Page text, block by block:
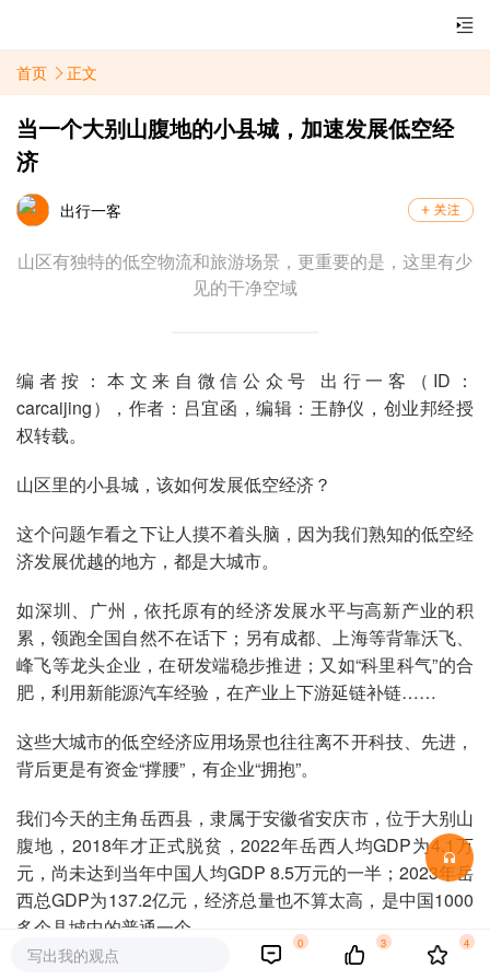
首页 正文
当一个大别山腹地的小县城，加速发展低空经
济
出行一客
山区有独特的低空物流和旅游场景，更重要的是，这里有少
见的干净空域
编者按：本文来自微信公众号 出行一客（ID：
carcaijing），作者：吕宜函，编辑：王静仪，创业邦经授
权转载。
山区里的小县城，该如何发展低空经济？
这个问题乍看之下让人摸不着头脑，因为我们熟知的低空经
济发展优越的地方，都是大城市。
如深圳、广州，依托原有的经济发展水平与高新产业的积
累，领跑全国自然不在话下；另有成都、上海等背靠沃飞、
峰飞等龙头企业，在研发端稳步推进；又如“科里科气”的合
肥，利用新能源汽车经验，在产业上下游延链补链……
这些大城市的低空经济应用场景也往往离不开科技、先进，
背后更是有资金“撑腰”，有企业“拥抱”。
我们今天的主角岳西县，隶属于安徽省安庆市，位于大别山
腹地，2018年才正式脱贫，2022年岳西人均GDP为4.1万
元，尚未达到当年中国人均GDP 8.5万元的一半；2023年岳
西总GDP为137.2亿元，经济总量也不算太高，是中国1000
多个县城中的普通一个。
写出我的观点
0 3 4